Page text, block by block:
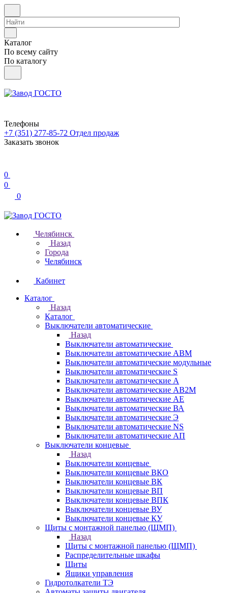
Каталог
По всему сайту
По каталогу
Телефоны
+7 (351) 277-85-72 Отдел продаж
Заказать звонок
0
0
0
Челябинск
Назад
Города
Челябинск
Кабинет
Каталог
Назад
Каталог
Выключатели автоматические
Назад
Выключатели автоматические
Выключатели автоматические АВМ
Выключатели автоматические модульные
Выключатели автоматические S
Выключатели автоматические А
Выключатели автоматические АВ2М
Выключатели автоматические АЕ
Выключатели автоматические ВА
Выключатели автоматические Э
Выключатели автоматические NS
Выключатели автоматические АП
Выключатели концевые
Назад
Выключатели концевые
Выключатели концевые ВКО
Выключатели концевые ВК
Выключатели концевые ВП
Выключатели концевые ВПК
Выключатели концевые ВУ
Выключатели концевые КУ
Щиты с монтажной панелью (ЩМП)
Назад
Щиты с монтажной панелью (ЩМП)
Распределительные шкафы
Щиты
Ящики управления
Гидротолкатели ТЭ